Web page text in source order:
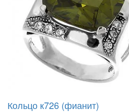
Кольцо к726 (фианит)